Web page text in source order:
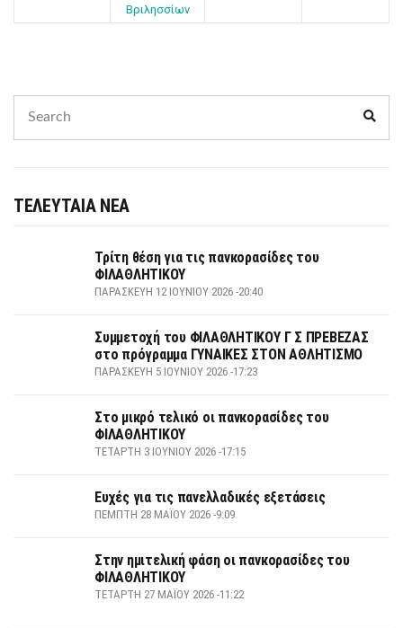
Βριλησσίων
for:
ΤΕΛΕΥΤΑΙΑ ΝΕΑ
Τρίτη θέση για τις πανκορασίδες του
ΦΙΛΑΘΛΗΤΙΚΟΥ
ΠΑΡΑΣΚΕΥΉ 12 ΙΟΥΝΊΟΥ 2026 -20:40
Συμμετοχή του ΦΙΛΑΘΛΗΤΙΚΟΥ Γ Σ ΠΡΕΒΕΖΑΣ
στο πρόγραμμα ΓΥΝΑΙΚΕΣ ΣΤΟΝ ΑΘΛΗΤΙΣΜΟ
ΠΑΡΑΣΚΕΥΉ 5 ΙΟΥΝΊΟΥ 2026 -17:23
Στο μικρό τελικό οι πανκορασίδες του
ΦΙΛΑΘΛΗΤΙΚΟΥ
ΤΕΤΆΡΤΗ 3 ΙΟΥΝΊΟΥ 2026 -17:15
Ευχές για τις πανελλαδικές εξετάσεις
ΠΈΜΠΤΗ 28 ΜΑΪ́ΟΥ 2026 -9:09
Στην ημιτελική φάση οι πανκορασίδες του
ΦΙΛΑΘΛΗΤΙΚΟΥ
ΤΕΤΆΡΤΗ 27 ΜΑΪ́ΟΥ 2026 -11:22